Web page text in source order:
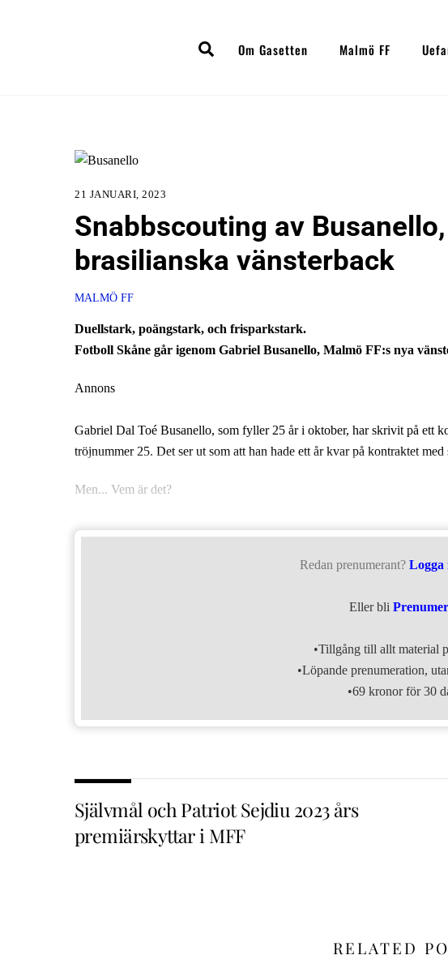
SearchOm Gasetten Malmö FF
21 JANUARI, 2023
Snabbscouting av
brasilianska vänsterback
MALMÖ FF
Duellstark, poängstark, och frisparkstark.
Fotboll Skåne går igenom Gabriel Busanello, Malmö FF:s nya
Annons
Gabriel Dal Toé Busanello, som fyller 25 år i oktober, har skrivit på ett
tröjnummer 25. Det ser ut som att han hade ett år kvar på kontraktet
Men... Vem är det?
Redan prenumerant? Logga
Eller bli
•Tillgång till allt material
•Löpande prenumeration,
•69 kronor för 30
Självmål och Patriot Sejdiu 2023 års
premiärskyttar i MFF
RELATED